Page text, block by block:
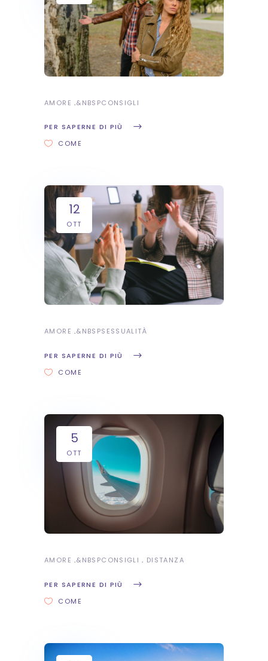
AMORE &NBSPCONSIGLI
PER SAPERNE DI PIÙ
COME
12
OTT
AMORE &NBSPSESSUALITÀ
PER SAPERNE DI PIÙ
COME
5
OTT
AMORE &NBSPCONSIGLI DISTANZA
PER SAPERNE DI PIÙ
COME